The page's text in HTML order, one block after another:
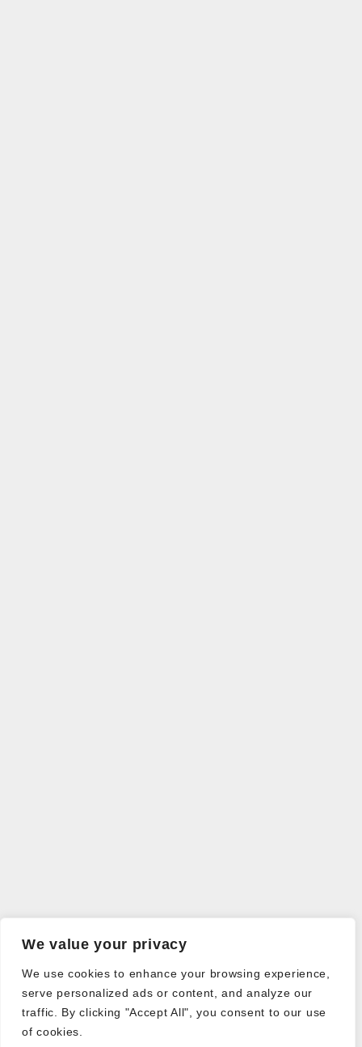
We value your privacy
We use cookies to enhance your browsing experience,
serve personalized ads or content, and analyze our
traffic. By clicking "Accept All", you consent to our use
of cookies.